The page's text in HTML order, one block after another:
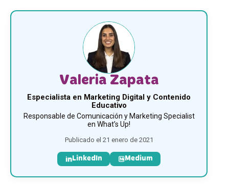
Valeria Zapata
Especialista en Marketing Digital y Contenido
Educativo
Responsable de Comunicación y Marketing Specialist
en What’s Up!
Publicado el 21 enero de 2021
LinkedIn Medium